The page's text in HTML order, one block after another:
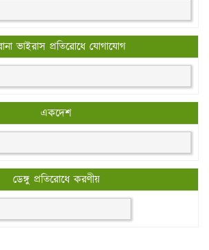
ভাইরাস প্রতিরোধে যোগাযোগ
একদেশ
ডেঙ্গু প্রতিরোধে করণীয়